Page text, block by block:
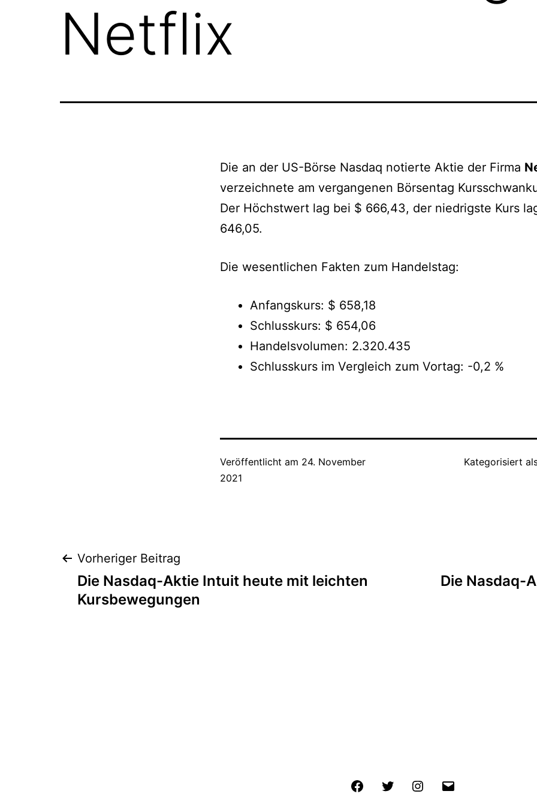
Netflix
Die an der US-Börse Nasdaq notierte Aktie der Firma
verzeichnete am vergangenen Börsentag
Der Höchstwert lag bei $ 666,43, der niedrigste Kurs
646,05.
Die wesentlichen Fakten zum Handelstag:
Anfangskurs: $ 658,18
Schlusskurs: $ 654,06
Handelsvolumen: 2.320.435
Schlusskurs im Vergleich zum Vortag: -0,2 %
Veröffentlicht am 24. November
2021
Kategorisiert
Beitragsnavigation
Vorheriger Beitrag
Die Nasdaq-Aktie Intuit heute mit leichten
Kursbewegungen
Die Nasdaq-
FacebookTwitter Instagram